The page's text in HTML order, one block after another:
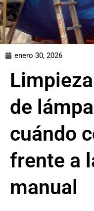
enero 30, 2026
de
cuándo
frente a
manual